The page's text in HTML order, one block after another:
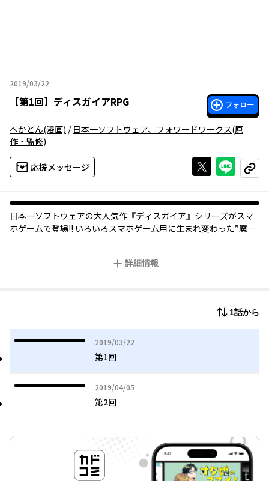
2019/03/22
2019年03月22日
【第1回】 ディスガイアRPG フォロー
へかとん(漫画) / 日本一ソフトウェア、フォワードワークス(原
作・監修)
応援メッセージ Xで投稿する
ライン
コピー
日本一ソフトウェアの大人気作『ディスガイア』シリーズがスマ
ホゲームで登場!! いろいろスマホゲーム用に生まれ変わった”魔
詳細情報
1話から
2019/03/22
2019年03月22日
第1回
2019/04/05
2019年04月05日
第2回